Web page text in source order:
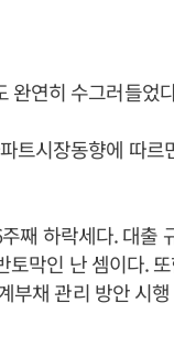
완연히 수그러들었
트시장동향에 따르
째 하락세다. 대출
막인 난 셈이다.
부채 관리 방안 시